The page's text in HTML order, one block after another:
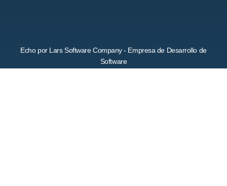
Echo por Lars Software Company - Empresa de Desarrollo de
Software